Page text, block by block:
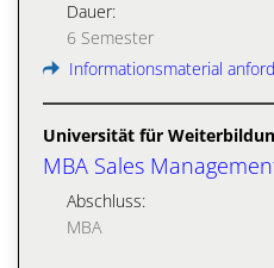
Dauer:
6 Semester
Informationsmaterial
Universität für
MBA Sales
Abschluss:
MBA